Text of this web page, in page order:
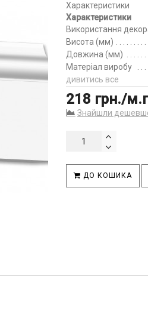
Характеристики
Характеристики
Використання
Висота (мм)
Довжина (мм)
Матеріал виробу
дивитись все
218 грн./
Знайшли
ДО КОШИКА